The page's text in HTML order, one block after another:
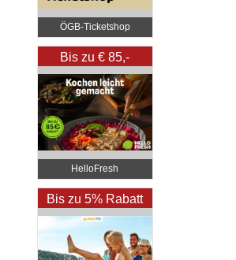
ÖGB-Ticketshop
Bis zu € 85,-
Rabatt
HelloFresh
Bis zu 5% Rabatt